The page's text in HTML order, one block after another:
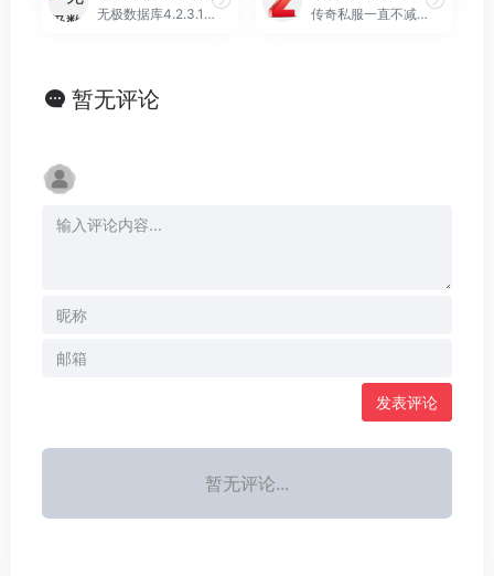
无极数据库4.2.3.11优化版 传奇私服一直不减当年,玩腻了...
暂无评论
发表评论
暂无评论...